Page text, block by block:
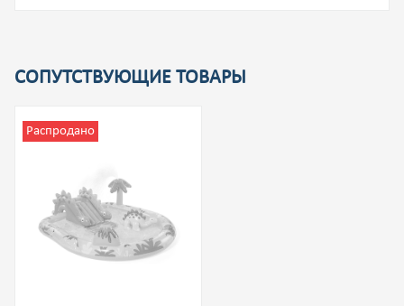
СОПУТСТВУЮЩИЕ ТОВАРЫ
Распродано